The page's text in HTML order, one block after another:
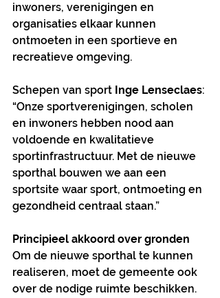
inwoners, verenigingen en
organisaties elkaar kunnen
ontmoeten in een sportieve en
recreatieve omgeving.
Schepen van sport Inge Lenseclaes:
“Onze sportverenigingen, scholen
en inwoners hebben nood aan
voldoende en kwalitatieve
sportinfrastructuur. Met de nieuwe
sporthal bouwen we aan een
sportsite waar sport, ontmoeting en
gezondheid centraal staan.”
Principieel akkoord over gronden
Om de nieuwe sporthal te kunnen
realiseren, moet de gemeente ook
over de nodige ruimte beschikken.